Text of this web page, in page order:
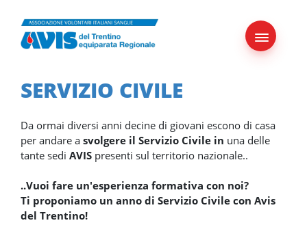
Skip
content
SERVIZIO CIVILE
Da ormai diversi anni decine di giovani escono di casa
per andare a svolgere il Servizio Civile in una delle
tante sedi AVIS presenti sul territorio nazionale..
..Vuoi fare un'esperienza formativa con noi?
Ti proponiamo un anno di Servizio Civile con Avis
del Trentino!